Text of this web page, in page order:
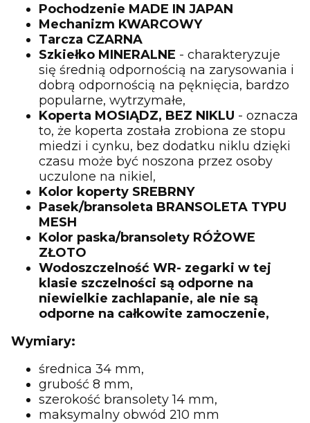
Pochodzenie MADE IN JAPAN
Mechanizm KWARCOWY
Tarcza CZARNA
Szkiełko MINERALNE - charakteryzuje
się średnią odpornością na zarysowania i
dobrą odpornością na pęknięcia, bardzo
popularne, wytrzymałe,
Koperta MOSIĄDZ, BEZ NIKLU - oznacza
to, że koperta została zrobiona ze stopu
miedzi i cynku, bez dodatku niklu dzięki
czasu może być noszona przez osoby
uczulone na nikiel,
Kolor koperty SREBRNY
Pasek/bransoleta BRANSOLETA TYPU
MESH
Kolor paska/bransolety RÓŻOWE
ZŁOTO
Wodoszczelność WR- zegarki w tej
klasie szczelności są odporne na
niewielkie zachlapanie, ale nie są
odporne na całkowite zamoczenie,
Wymiary:
średnica 34 mm,
grubość 8 mm,
szerokość bransolety 14 mm,
maksymalny obwód 210 mm